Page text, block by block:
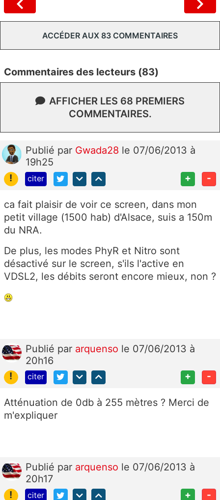
ACCÉDER AUX 83 COMMENTAIRES
Commentaires des lecteurs (83)
AFFICHER LES 68 PREMIERS
COMMENTAIRES.
Publié par Gwada28 le 07/06/2013 à
19h25
!
citer + -
ca fait plaisir de voir ce screen, dans mon
petit village (1500 hab) d'Alsace, suis a 150m
du NRA.
De plus, les modes PhyR et Nitro sont
désactivé sur le screen, s'ils l'active en
VDSL2, les débits seront encore mieux, non ?
Publié par arquenso le 07/06/2013 à
20h16
!
citer + -
Atténuation de 0db à 255 mètres ? Merci de
m'expliquer
Publié par arquenso le 07/06/2013 à
20h17
!
citer + -